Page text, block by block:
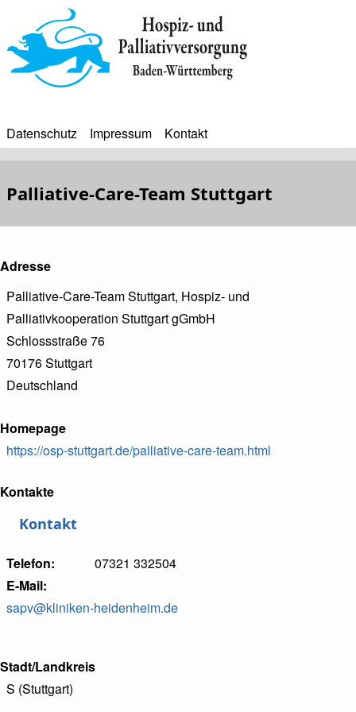
zum
Inhalt
BIP
Datenschutz Impressum Kontakt
Palliative-Care-Team Stuttgart
Adresse
Palliative-Care-Team Stuttgart, Hospiz- und
Palliativkooperation Stuttgart gGmbH
Schlossstraße 76
70176Stuttgart
Deutschland
Homepage
https://osp-stuttgart.de/palliative-care-team.html
Kontakte
Kontakt
Telefon
07321 332504
E-Mail
sapv@kliniken-heidenheim.de
Stadt/Landkreis
S (Stuttgart)